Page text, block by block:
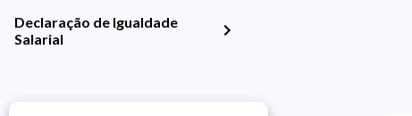
Declaração de Igualdade
Salarial